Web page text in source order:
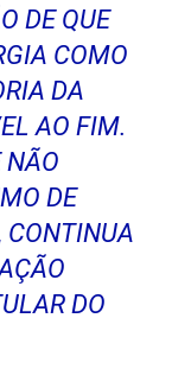
DE QUE
COMO
DA
AO FIM.
NÃO
DE
CONTINUA
DO